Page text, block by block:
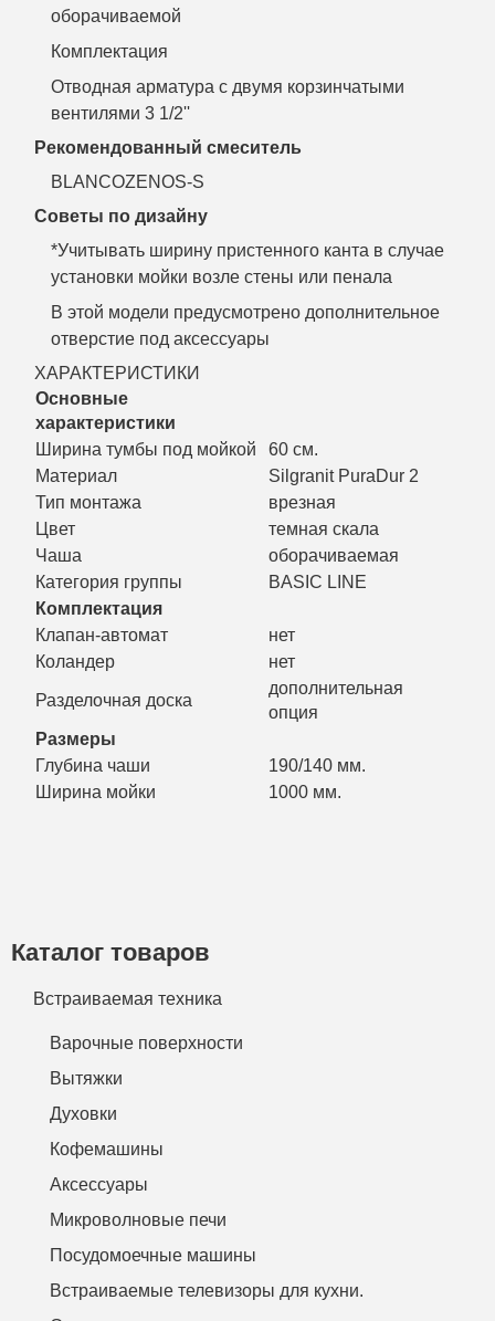
оборачиваемой
Комплектация
Отводная арматура с двумя корзинчатыми
вентилями 3 1/2''
Рекомендованный смеситель
BLANCOZENOS-S
Советы по дизайну
*Учитывать ширину пристенного канта в случае
установки мойки возле стены или пенала
В этой модели предусмотрено дополнительное
отверстие под аксессуары
ХАРАКТЕРИСТИКИ
Основные
характеристики
Ширина тумбы под мойкой
60 см.
Материал
Silgranit PuraDur 2
Тип монтажа
врезная
Цвет
темная скала
Чаша
оборачиваемая
Категория группы
BASIC LINE
Комплектация
Клапан-автомат
нет
Коландер
нет
Разделочная доска
дополнительная
опция
Размеры
Глубина чаши
190/140 мм.
Ширина мойки
1000 мм.
Каталог товаров
Встраиваемая техника
Варочные поверхности
Вытяжки
Духовки
Кофемашины
Аксессуары
Микроволновые печи
Посудомоечные машины
Встраиваемые телевизоры для кухни.